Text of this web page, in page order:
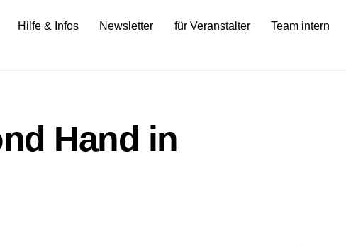
Hilfe & Infos Newsletter für Veranstalter Team intern
Hand in